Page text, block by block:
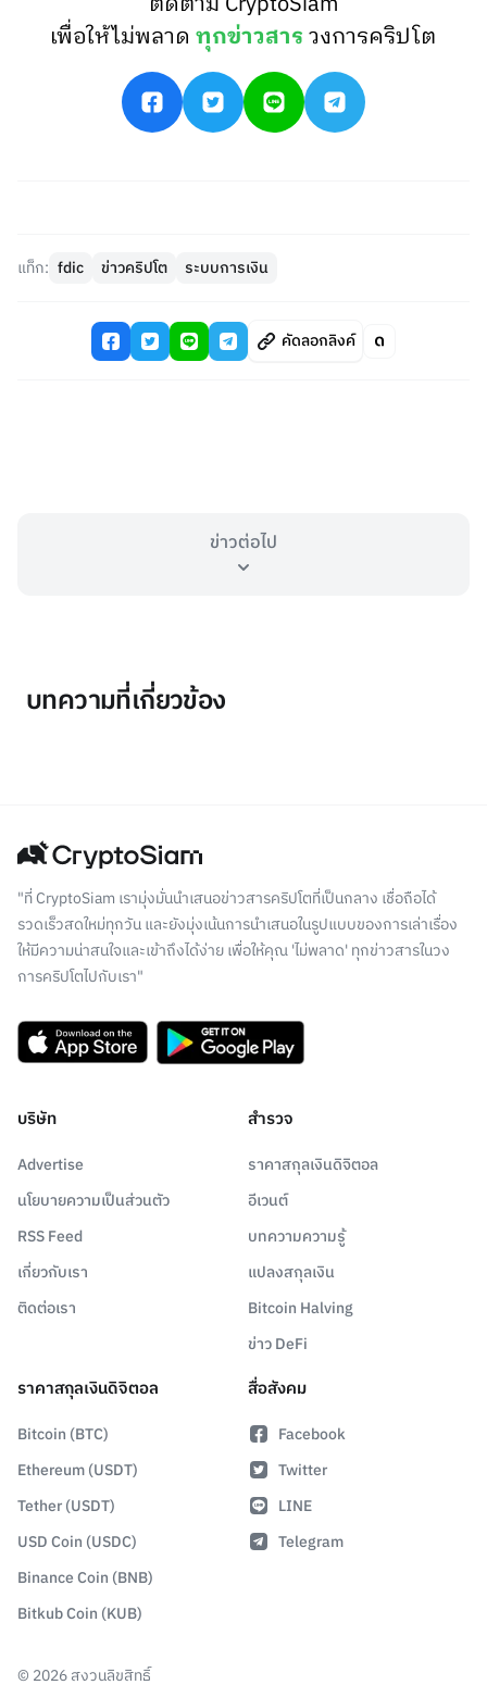
เพื่อให้ไม่พลาดทุกข่าวสารวงการคริปโต
แท็ก: fdic ข่าวคริปโต ระบบการเงิน
คัดลอกลิงค์
ข่าวต่อไป
บทความที่เกี่ยวข้อง
"ที่ CryptoSiam เรามุ่งมั่นนำเสนอข่าวสารคริปโตที่เป็นกลาง เชื่อถือได้
รวดเร็วสดใหม่ทุกวัน และยังมุ่งเน้นการนำเสนอในรูปแบบของการเล่าเรื่อง
ให้มีความน่าสนใจและเข้าถึงได้ง่าย เพื่อให้คุณ 'ไม่พลาด' ทุกข่าวสารในวง
การคริปโตไปกับเรา"
บริษัท
Advertise
นโยบายความเป็นส่วนตัว
RSS Feed
เกี่ยวกับเรา
ติดต่อเรา
สำรวจ
ราคาสกุลเงินดิจิตอล
อีเวนต์
บทความความรู้
แปลงสกุลเงิน
Bitcoin Halving
ข่าว DeFi
ราคาสกุลเงินดิจิตอล
Bitcoin (BTC)
Ethereum (USDT)
Tether (USDT)
USD Coin (USDC)
Binance Coin (BNB)
Bitkub Coin (KUB)
สื่อสังคม
Facebook
Twitter
LINE
Telegram
© 2026สงวนลิขสิทธิ์